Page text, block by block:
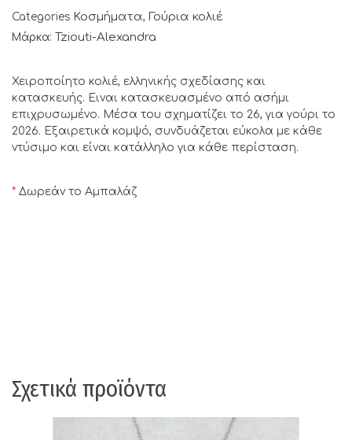
Categories Κοσμήματα, Γούρια κολιέ
Μάρκα: Tziouti-Alexandra
Χειροποίητο κολιέ, ελληνικής σχεδίασης και
κατασκευής. Ειναι κατασκευασμένο από ασήμι
επιχρυσωμένο. Μέσα του σχηματίζει το 26, για γούρι το
2026. Εξαιρετικά κομψό, συνδυάζεται εύκολα με κάθε
ντύσιμο και είναι κατάλληλο για κάθε περίσταση.
* Δωρεάν το Αμπαλάζ
Σχετικά προϊόντα